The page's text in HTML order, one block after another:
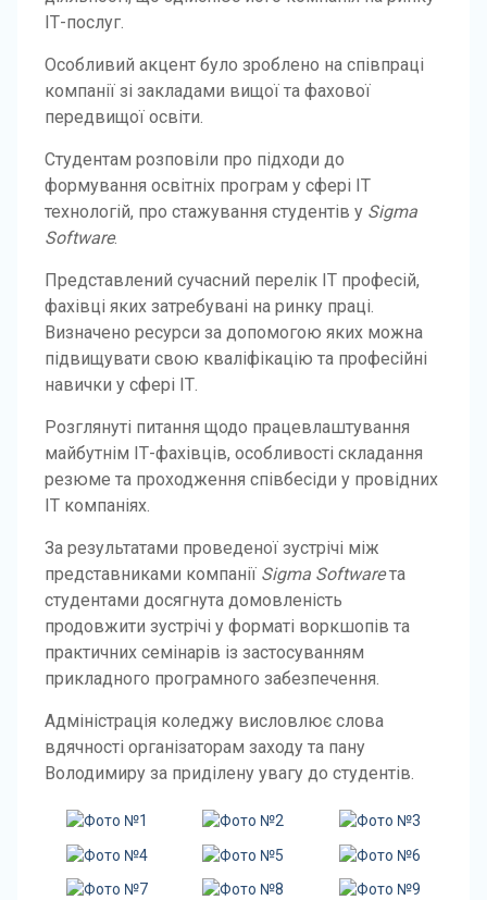
ІТ-послуг.
Особливий акцент було зроблено на співпраці
компанії зі закладами вищої та фахової
передвищої освіти.
Студентам розповіли про підходи до
формування освітніх програм у сфері ІТ
технологій, про стажування студентів у Sigma
Software.
Представлений сучасний перелік ІТ професій,
фахівці яких затребувані на ринку праці.
Визначено ресурси за допомогою яких можна
підвищувати свою кваліфікацію та професійні
навички у сфері ІТ.
Розглянуті питання щодо працевлаштування
майбутнім ІТ-фахівців, особливості складання
резюме та проходження співбесіди у провідних
ІТ компаніях.
За результатами проведеної зустрічі між
представниками компанії Sigma Softwareта
студентами досягнута домовленість
продовжити зустрічі у форматі воркшопів та
практичних семінарів із застосуванням
прикладного програмного забезпечення.
Адміністрація коледжу висловлює слова
вдячності організаторам заходу та пану
Володимиру за приділену увагу до студентів.